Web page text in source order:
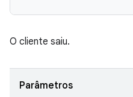
O cliente saiu.
Parâmetros